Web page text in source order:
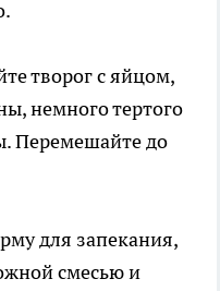
творог с яйцом,
немного тертого
Перемешайте до
для запекания,
смесью и